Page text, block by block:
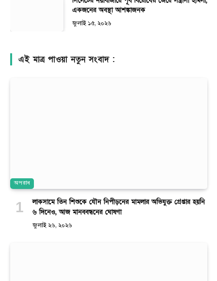
একজনের অবস্থা আশঙ্কাজনক
জুলাই ১৫, ২০২৬
এই মাত্র পাওয়া নতুন সংবাদ :
অপরাধ
লাকসামে তিন শিশুকে যৌন নিপীড়নের মামলার অভিযুক্ত গ্রেপ্তার হয়নি
৬ দিনেও, আজ মানববন্ধনের ঘোষণা
জুলাই ২৬, ২০২৬